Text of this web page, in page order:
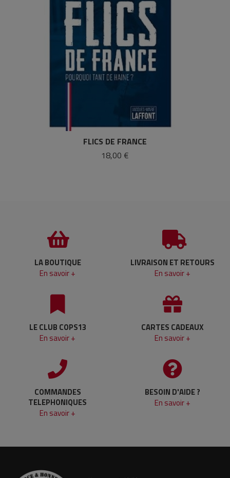
FLICS DE FRANCE
18,00 €
LA BOUTIQUE
En savoir +
LIVRAISON ET RETOURS
En savoir +
LE CLUB COPS13
En savoir +
CARTES CADEAUX
En savoir +
COMMANDES
TELEPHONIQUES
En savoir +
BESOIN D'AIDE ?
En savoir +